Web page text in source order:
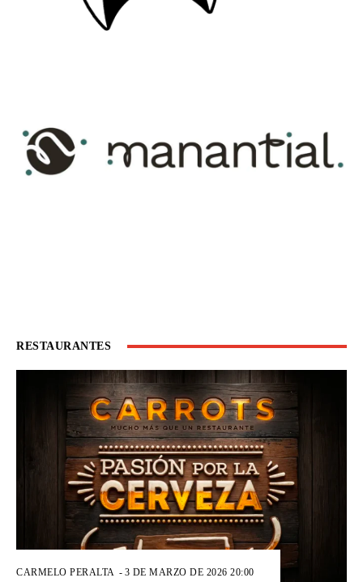
RESTAURANTES
CARMELO PERALTA - 3 DE MARZO DE 2026 20:00